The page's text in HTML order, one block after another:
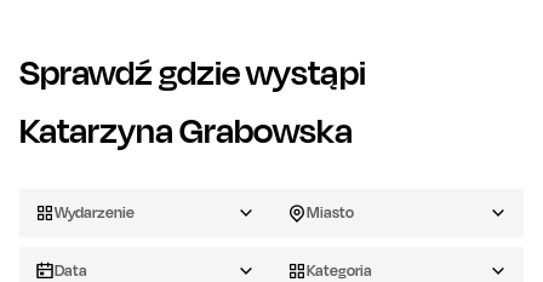
Sprawdź gdzie wystąpi
Katarzyna Grabowska
Wydarzenie Miasto
Data Kategoria